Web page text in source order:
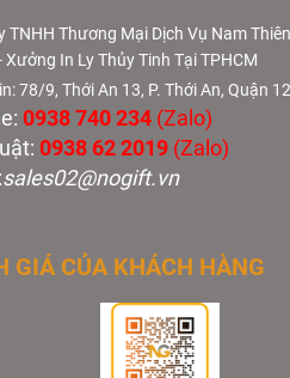
TNHH Thương Mại Dịch Vụ Nam
Xưởng In Ly Thủy Tinh Tại TPHCM
78/9, Thới An 13, P. Thới An, Quận
0938 740 234 (Zalo)
0938 62 2019 (Zalo)
sales02@nogift.vn
GIÁ CỦA KHÁCH HÀNG